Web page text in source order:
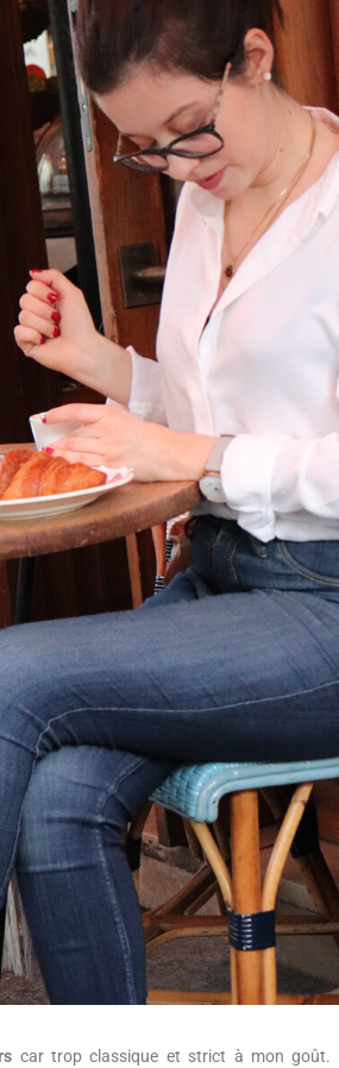
car trop classique et strict à mon goût.